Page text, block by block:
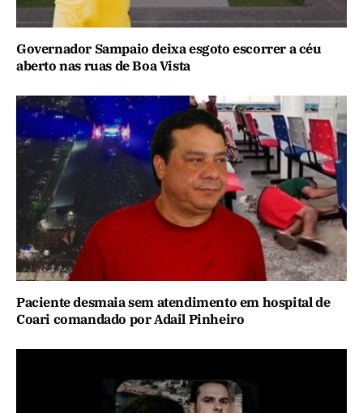
Governador Sampaio deixa esgoto escorrer a céu
aberto nas ruas de Boa Vista
Paciente desmaia sem atendimento em hospital de
Coari comandado por Adail Pinheiro